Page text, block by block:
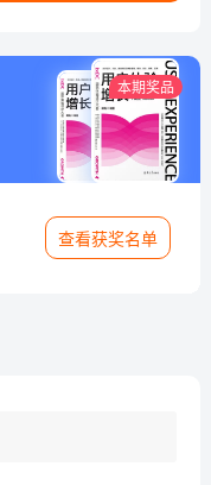
本期奖品
查看获奖名单